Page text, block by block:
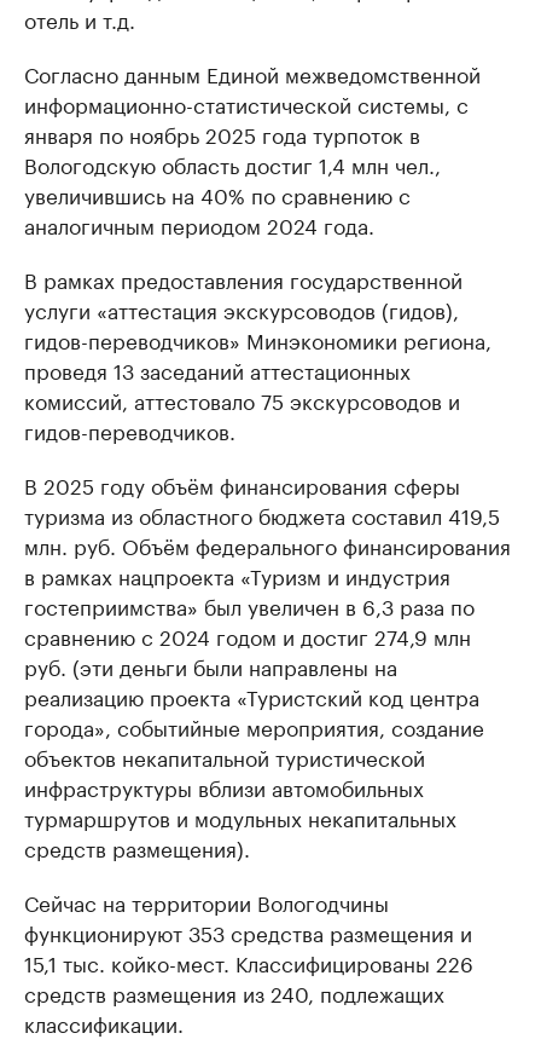
отель и т.д.
Согласно данным Единой межведомственной
информационно-статистической системы, с
января по ноябрь 2025 года турпоток в
Вологодскую область достиг 1,4 млн чел.,
увеличившись на 40% по сравнению с
аналогичным периодом 2024 года.
В рамках предоставления государственной
услуги «аттестация экскурсоводов (гидов),
гидов-переводчиков» Минэкономики региона,
проведя 13 заседаний аттестационных
комиссий, аттестовало 75 экскурсоводов и
гидов-переводчиков.
В 2025 году объём финансирования сферы
туризма из областного бюджета составил 419,5
млн. руб. Объём федерального финансирования
в рамках нацпроекта «Туризм и индустрия
гостеприимства» был увеличен в 6,3 раза по
сравнению с 2024 годом и достиг 274,9 млн
руб. (эти деньги были направлены на
реализацию проекта «Туристский код центра
города», событийные мероприятия, создание
объектов некапитальной туристической
инфраструктуры вблизи автомобильных
турмаршрутов и модульных некапитальных
средств размещения).
Сейчас на территории Вологодчины
функционируют 353 средства размещения и
15,1 тыс. койко-мест. Классифицированы 226
средств размещения из 240, подлежащих
классификации.